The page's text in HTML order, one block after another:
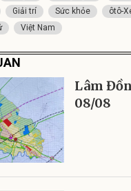
Giải trí Sức khỏe ôtô-
Việt Nam
Lâm
08/08